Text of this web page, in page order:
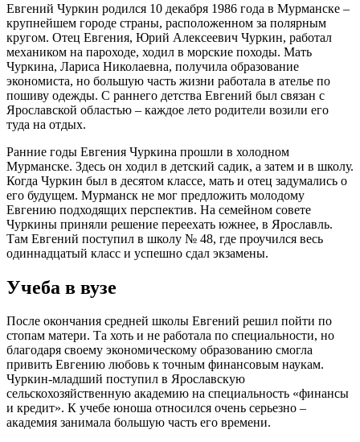
Евгений Чуркин родился 10 декабря 1986 года в Мурманске –
крупнейшем городе страны, расположенном за полярным
кругом. Отец Евгения, Юрий Алексеевич Чуркин, работал
механиком на пароходе, ходил в морские походы. Мать
Чуркина, Лариса Николаевна, получила образование
экономиста, но большую часть жизни работала в ателье по
пошиву одежды. С раннего детства Евгений был связан с
Ярославской областью – каждое лето родители возили его
туда на отдых.
Ранние годы Евгения Чуркина прошли в холодном
Мурманске. Здесь он ходил в детский садик, а затем и в школу.
Когда Чуркин был в десятом классе, мать и отец задумались о
его будущем. Мурманск не мог предложить молодому
Евгению подходящих перспектив. На семейном совете
Чуркины приняли решение переехать южнее, в Ярославль.
Там Евгений поступил в школу № 48, где проучился весь
одиннадцатый класс и успешно сдал экзамены.
Учеба в вузе
После окончания средней школы Евгений решил пойти по
стопам матери. Та хоть и не работала по специальности, но
благодаря своему экономическому образованию смогла
привить Евгению любовь к точным финансовым наукам.
Чуркин-младший поступил в Ярославскую
сельскохозяйственную академию на специальность «финансы
и кредит». К учебе юноша относился очень серьезно –
академия занимала большую часть его времени.